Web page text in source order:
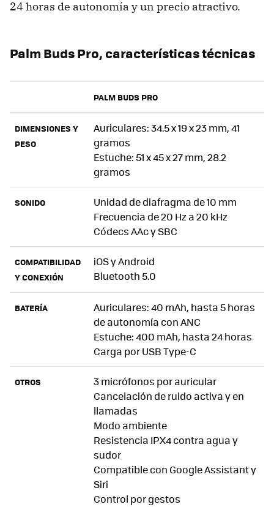
24 horas de autonomía y un precio atractivo.
Palm Buds Pro, características técnicas
PALM BUDS PRO
DIMENSIONES Y
PESO
Auriculares: 34.5 x 19 x 23 mm, 41
gramos
Estuche: 51 x 45 x 27 mm, 28.2
gramos
SONIDO
Unidad de diafragma de 10 mm
Frecuencia de 20 Hz a 20 kHz
Códecs AAc y SBC
COMPATIBILIDAD
Y CONEXIÓN
iOS y Android
Bluetooth 5.0
BATERÍA
Auriculares: 40 mAh, hasta 5 horas
de autonomía con ANC
Estuche: 400 mAh, hasta 24 horas
Carga por USB Type-C
OTROS
3 micrófonos por auricular
Cancelación de ruido activa y en
llamadas
Modo ambiente
Resistencia IPX4 contra agua y
sudor
Compatible con Google Assistant y
Siri
Control por gestos